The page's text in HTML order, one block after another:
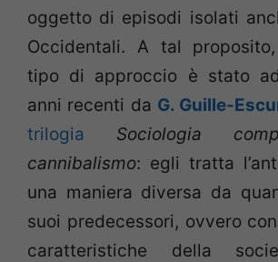
oggetto di episodi isolati
Occidentali. A tal
tipo di approccio è stato
anni recenti da G. Guille-
trilogia
Sociologia
cannibalismo: egli tratta
una maniera diversa da
suoi predecessori, ovvero
caratteristiche della